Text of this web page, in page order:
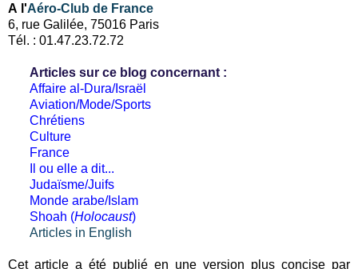
A l'Aéro-Club de France
6, rue Galilée, 75016 Paris
Tél. : 01.47.23.72.72
Articles sur ce blog concernant :
Affaire al-Dura/Israël
Aviation/Mode/Sports
Chrétiens
Culture
France
Il ou elle a dit...
Judaïsme/Juifs
Monde arabe/Islam
Shoah (Holocaust)
Articles in English
Cet article a été publié en une version plus concise par